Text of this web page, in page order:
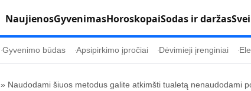
NaujienosGyvenimasHoroskopaiSodas ir daržas
Gyvenimo būdas Apsipirkimo įpročiai Dėvimieji įrenginiai
» Naudodami šiuos metodus galite atkimšti tualetą nenaudodami